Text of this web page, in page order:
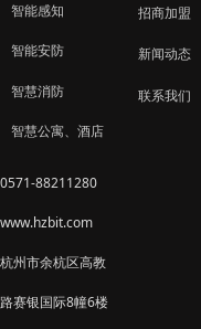
智能感知
智能安防
智慧消防
智慧公寓、酒店
招商加盟
新闻动态
联系我们
0571-88211280
www.hzbit.com
杭州市余杭区高教
路赛银国际8幢6楼